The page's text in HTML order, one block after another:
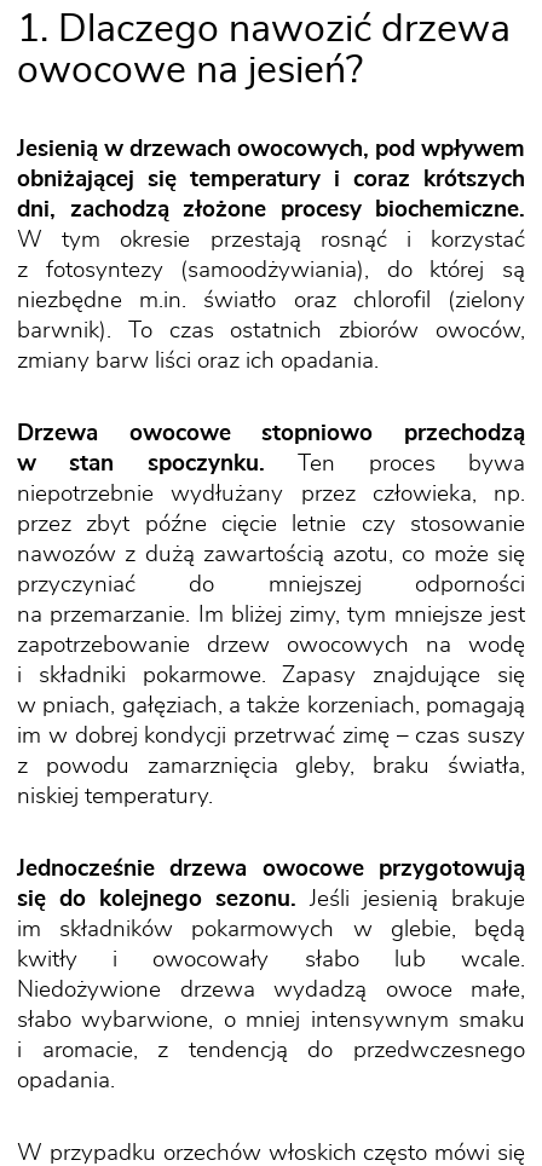
1. Dlaczego nawozić drzewa
owocowe na jesień?
Jesienią w drzewach owocowych, pod wpływem
obniżającej się temperatury i coraz krótszych
dni, zachodzą złożone procesy biochemiczne.
W tym okresie przestają rosnąć i korzystać
z fotosyntezy (samoodżywiania), do której są
niezbędne m.in. światło oraz chlorofil (zielony
barwnik). To czas ostatnich zbiorów owoców,
zmiany barw liści oraz ich opadania.
Drzewa owocowe stopniowo przechodzą
w stan spoczynku. Ten proces bywa
niepotrzebnie wydłużany przez człowieka, np.
przez zbyt późne cięcie letnie czy stosowanie
nawozów z dużą zawartością azotu, co może się
przyczyniać do mniejszej odporności
na przemarzanie. Im bliżej zimy, tym mniejsze jest
zapotrzebowanie drzew owocowych na wodę
i składniki pokarmowe. Zapasy znajdujące się
w pniach, gałęziach, a także korzeniach, pomagają
im w dobrej kondycji przetrwać zimę – czas suszy
z powodu zamarznięcia gleby, braku światła,
niskiej temperatury.
Jednocześnie drzewa owocowe przygotowują
się do kolejnego sezonu. Jeśli jesienią brakuje
im składników pokarmowych w glebie, będą
kwitły i owocowały słabo lub wcale.
Niedożywione drzewa wydadzą owoce małe,
słabo wybarwione, o mniej intensywnym smaku
i aromacie, z tendencją do przedwczesnego
opadania.
W przypadku orzechów włoskich często mówi się